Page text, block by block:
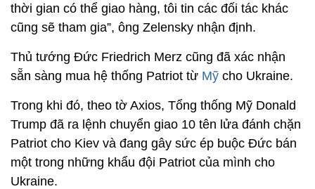
thời gian có thể giao hàng, tôi tin các đối tác khác
cũng sẽ tham gia”, ông Zelensky nhận định.
Thủ tướng Đức Friedrich Merz cũng đã xác nhận
sẵn sàng mua hệ thống Patriot từ Mỹ cho Ukraine.
Trong khi đó, theo tờ Axios, Tổng thống Mỹ Donald
Trump đã ra lệnh chuyển giao 10 tên lửa đánh chặn
Patriot cho Kiev và đang gây sức ép buộc Đức bán
một trong những khẩu đội Patriot của mình cho
Ukraine.